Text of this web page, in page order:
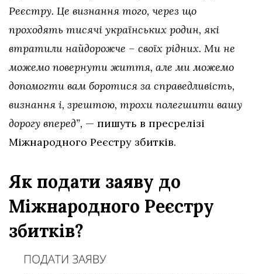
Реєстру. Це визнання того, через що
проходять тисячі українських родин, які
втратили найдорожче – своїх рідних. Ми не
можемо повернути життя, але ми можемо
допомогти вам боротися за справедливість,
визнання і, зрештою, трохи полегшити вашу
дорогу вперед”, — пишуть в пресрелізі
Міжнародного Реєстру збитків.
Як подати заяву до
Міжнародного Реєстру
збитків?